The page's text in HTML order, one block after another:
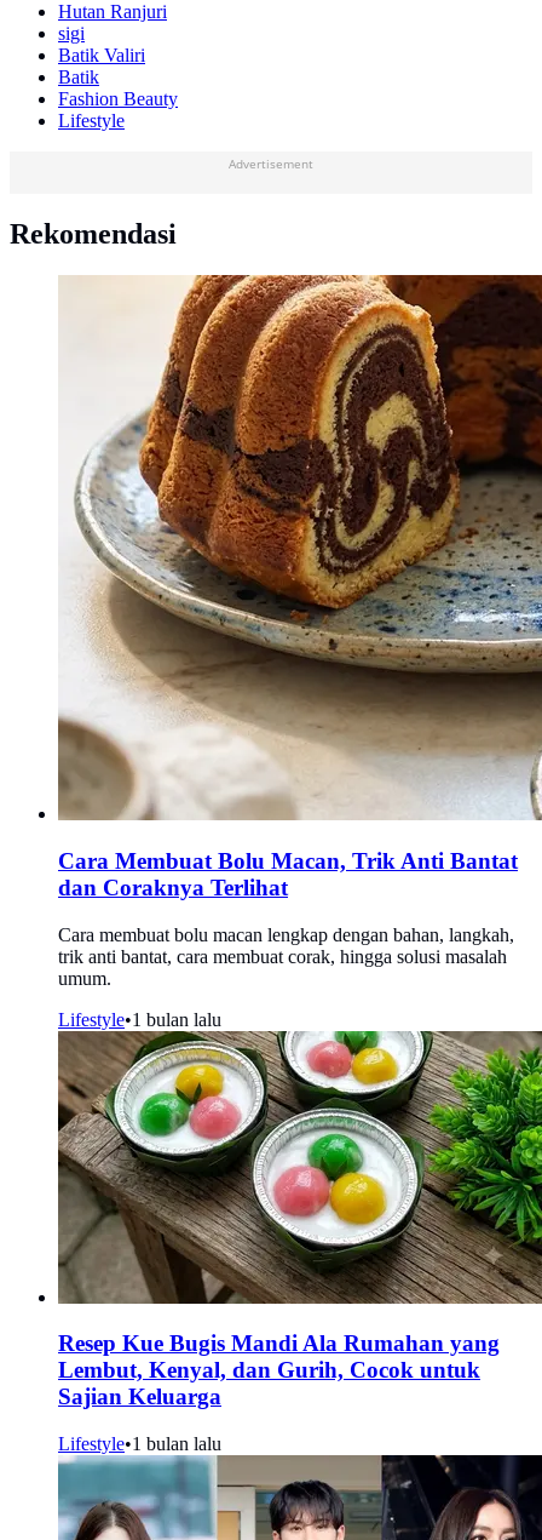
Hutan Ranjuri
sigi
Batik Valiri
Batik
Fashion Beauty
Lifestyle
Advertisement
Rekomendasi
Cara Membuat Bolu Macan, Trik Anti Bantat
dan Coraknya Terlihat
Cara membuat bolu macan lengkap dengan bahan, langkah,
trik anti bantat, cara membuat corak, hingga solusi masalah
umum.
Lifestyle•1 bulan lalu
Resep Kue Bugis Mandi Ala Rumahan yang
Lembut, Kenyal, dan Gurih, Cocok untuk
Sajian Keluarga
Lifestyle•1 bulan lalu